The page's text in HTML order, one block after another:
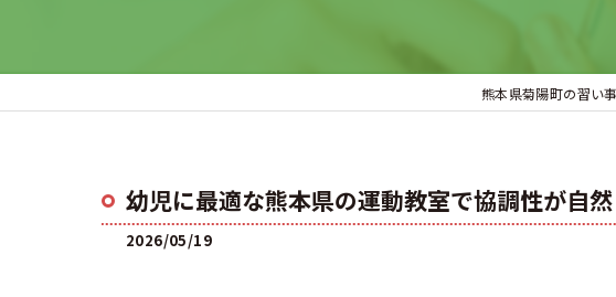
熊本県菊陽町の習い
幼児に最適な熊本県の運動教室で協調性が自
2026/05/19